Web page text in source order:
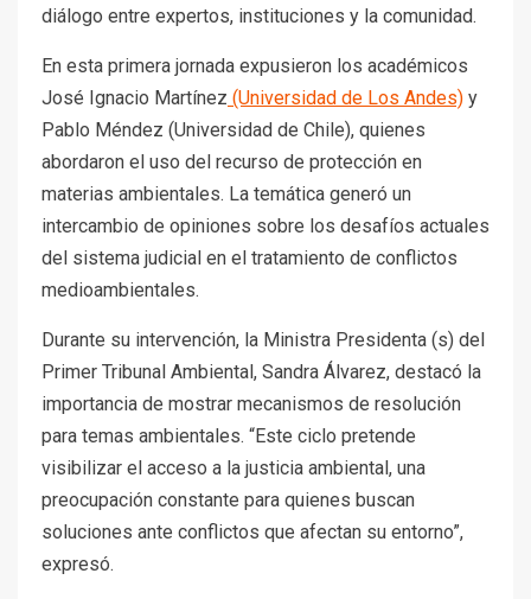
diálogo entre expertos, instituciones y la comunidad.
En esta primera jornada expusieron los académicos
José Ignacio Martínez (Universidad de Los Andes) y
Pablo Méndez (Universidad de Chile), quienes
abordaron el uso del recurso de protección en
materias ambientales. La temática generó un
intercambio de opiniones sobre los desafíos actuales
del sistema judicial en el tratamiento de conflictos
medioambientales.
Durante su intervención, la Ministra Presidenta (s) del
Primer Tribunal Ambiental, Sandra Álvarez, destacó la
importancia de mostrar mecanismos de resolución
para temas ambientales. “Este ciclo pretende
visibilizar el acceso a la justicia ambiental, una
preocupación constante para quienes buscan
soluciones ante conflictos que afectan su entorno”,
expresó.